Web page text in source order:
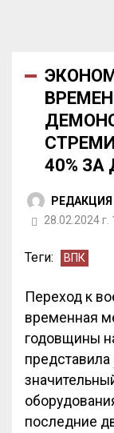
40%
РЕДАКЦИЯ
28.02.2024 г.
Теги: ВПК
Переход к
временная
годовщины
представила
последние